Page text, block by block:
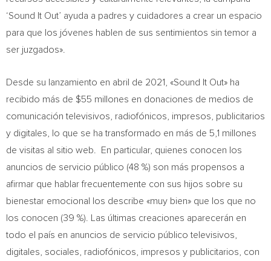
‘Sound It Out’ ayuda a padres y cuidadores a crear un espacio
para que los jóvenes hablen de sus sentimientos sin temor a
ser juzgados».
Desde su lanzamiento en abril de 2021, «Sound It Out» ha
recibido más de $55 millones en donaciones de medios de
comunicación televisivos, radiofónicos, impresos, publicitarios
y digitales, lo que se ha transformado en más de 5,1 millones
de visitas al sitio web. En particular, quienes conocen los
anuncios de servicio público (48 %) son más propensos a
afirmar que hablar frecuentemente con sus hijos sobre su
bienestar emocional los describe «muy bien» que los que no
los conocen (39 %). Las últimas creaciones aparecerán en
todo el país en anuncios de servicio público televisivos,
digitales, sociales, radiofónicos, impresos y publicitarios, con